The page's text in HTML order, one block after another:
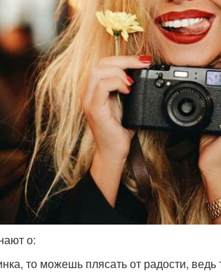
о:
то можешь плясать от радости,